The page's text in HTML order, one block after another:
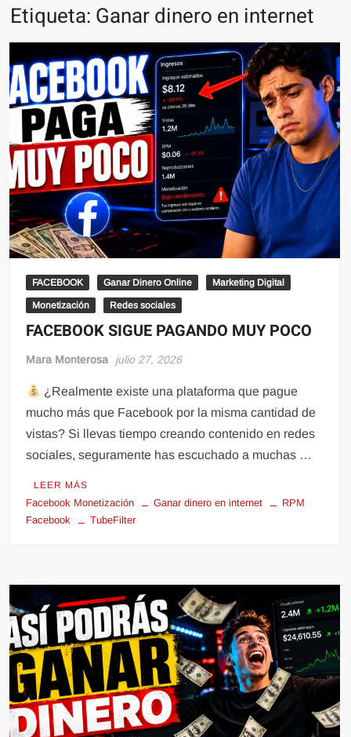
Etiqueta: Ganar dinero en internet
FACEBOOK Ganar Dinero Online Marketing Digital
Monetización Redes sociales
FACEBOOK SIGUE PAGANDO MUY POCO
Mara Monterosa julio 27, 2026
¿Realmente existe una plataforma que pague
mucho más que Facebook por la misma cantidad de
vistas? Si llevas tiempo creando contenido en redes
sociales, seguramente has escuchado a muchas …
LEER MÁS
Facebook Monetización Ganar dinero en internet
RPM
Facebook
TubeFilter